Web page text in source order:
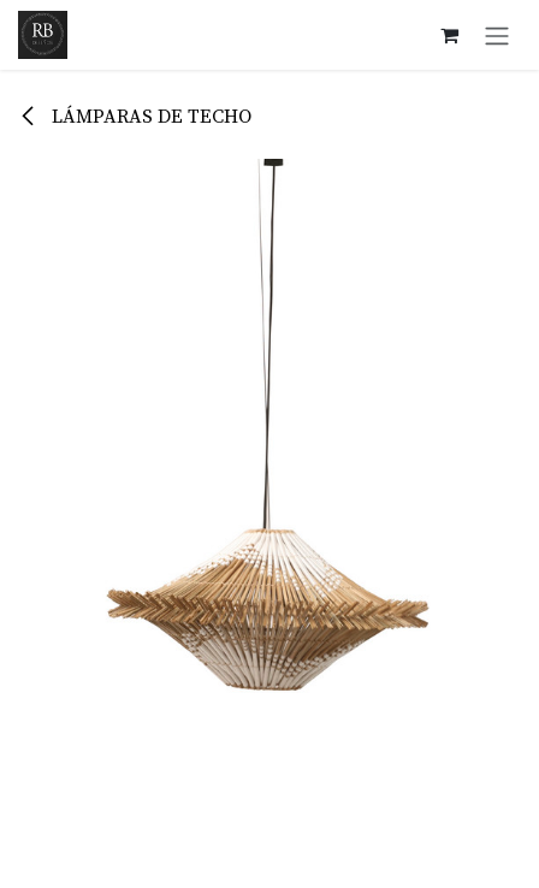
Ir al contenido
LÁMPARAS DE TECHO